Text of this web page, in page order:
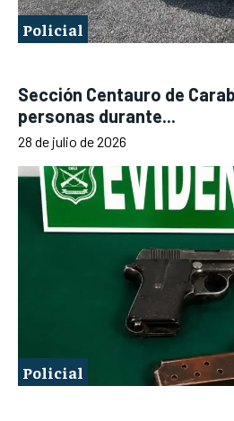
Policial
Sección Centauro de
personas durante...
28 de julio de 2026
Policial